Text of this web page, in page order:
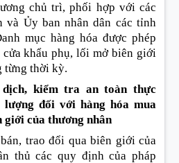
chủ trì, phối hợp với các
và Ủy ban nhân dân các tỉnh
mục hàng hóa được phép
cửa khẩu phụ, lối mở biên giới
từng thời kỳ.
kiểm tra an toàn thực
đối với hàng hóa mua
giới của thương nhân
trao đổi qua biên giới của
thủ các quy định của pháp